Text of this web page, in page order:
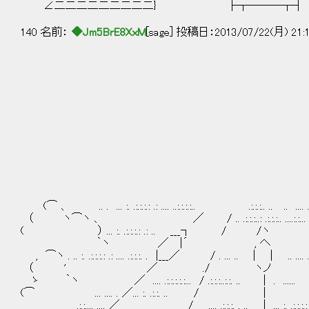
∠二二二二二二二二二}
140 名前： ◆Jm5BrE8XxM [sage] 投稿日：2013/07/22(月)
(⌒ 、 .. . ... :. .:.:.:.: .: .... ..:.:.:.:.. .:.:.:.. .. .. ....
（ ヽ⌒ヽ 、 ／ / .. .:.:.:..: .:.:.:.. ....:.:...
( ） ... :. .:.:.:.: .: .. ___┐ / /ヽ
｀ヽ ／ |´ , へ
, ⌒ヽ . .. :. .:.:.:.: .: .... .:.:.:. . |___／ / . ... .. | | .. .... ..
（ ' ／ ./ ヽノ
ゝ ｀ヽ ／ .... .:.:.:.:.:... / .:.:.:..:.:. .. | . ......
(⌒ ... .... . ／... :. .:.:. .. / |
.:.:.... .... ／ / .... .:.:.:. . .. | ... :. .:.:.:.: .: